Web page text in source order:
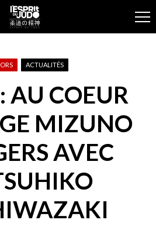
ACTUALITÉS
AU COEUR
MIZUNO
AVEC